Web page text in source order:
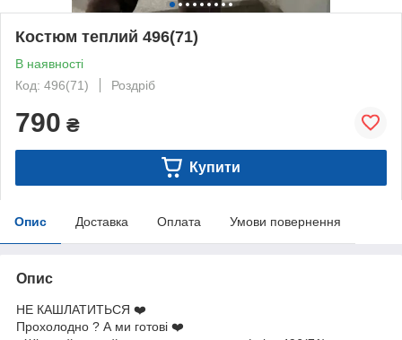
Костюм теплий 496(71)
В наявності
Код: 496(71)
Роздріб
790 ₴
Купити
Опис Доставка Оплата Умови повернення
Опис
НЕ КАШЛАТИТЬСЯ ❤️
Прохолодно ? А ми готові ❤️